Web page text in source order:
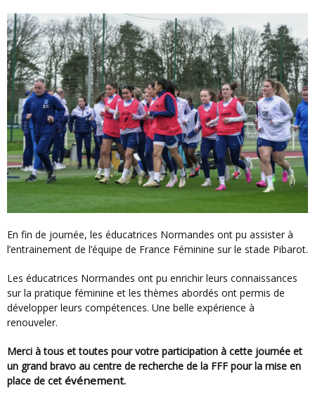
En fin de journée, les éducatrices Normandes ont pu assister à
l’entrainement de l’équipe de France Féminine sur le stade Pibarot.
Les éducatrices Normandes ont pu enrichir leurs connaissances
sur la pratique féminine et les thèmes abordés ont permis de
développer leurs compétences. Une belle expérience à
renouveler.
Merci à tous et toutes pour votre participation à cette journée et
un grand bravo au centre de recherche de la FFF pour la mise en
place de cet événement.